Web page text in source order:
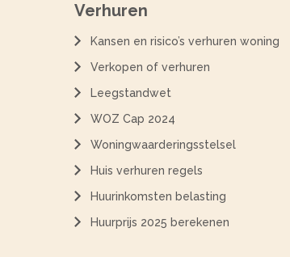
Verhuren
Kansen en risico’s verhuren woning
Verkopen of verhuren
Leegstandwet
WOZ Cap 2024
Woningwaarderingsstelsel
Huis verhuren regels
Huurinkomsten belasting
Huurprijs 2025 berekenen